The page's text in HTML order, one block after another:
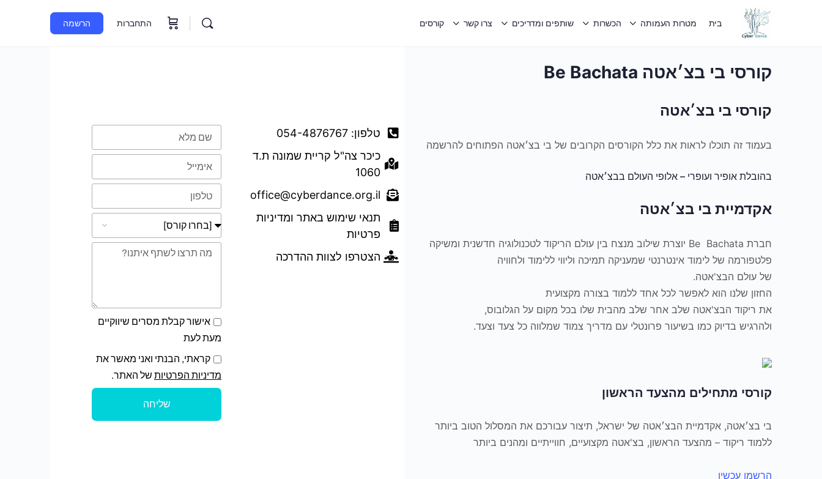
בית מטרות העמותה הכשרות שותפים ומדריכים צרו קשר קורסים התחברות הרשמה
קורסי בי בצ׳אטה Be Bachata
קורסי בי בצ׳אטה
בעמוד זה תוכלו לראות את כלל הקורסים הקרובים של בי בצ׳אטה הפתוחים להרשמה
בהובלת אופיר ועופרי – אלופי העולם בבצ׳אטה
אקדמיית בי בצ׳אטה
חברת Be Bachata יוצרת שילוב מנצח בין עולם הריקוד לטכנולוגיה חדשנית ומשיקה
פלטפורמה של לימוד אינטרנטי שמעניקה תמיכה וליווי ללימוד ולחוויה
של עולם הבצ'אטה.
החזון שלנו הוא לאפשר לכל אחד ללמוד בצורה מקצועית
את ריקוד הבצ'אטה שלב אחר שלב מהבית שלו בכל מקום על הגלובוס,
ולהרגיש בדיוק כמו בשיעור פרונטלי עם מדריך צמוד שמלווה כל צעד וצעד.
קורסי מתחילים מהצעד הראשון
בי בצ׳אטה, אקדמיית הבצ׳אטה של ישראל, תיצור עבורכם את המסלול הטוב ביותר
ללמוד ריקוד – מהצעד הראשון, בצ'אטה מקצועיים, חווייתיים ומהנים ביותר
הרשמו עכשיו
טלפון: 054-4876767
כיכר צה"ל קריית שמונה ת.ד
1060
office@cyberdance.org.il
תנאי שימוש באתר ומדיניות
פרטיות
הצטרפו לצוות ההדרכה
אישור קבלת מסרים שיווקיים
מעת לעת
קראתי, הבנתי ואני מאשר את
מדיניות הפרטיות של האתר.
שליחה